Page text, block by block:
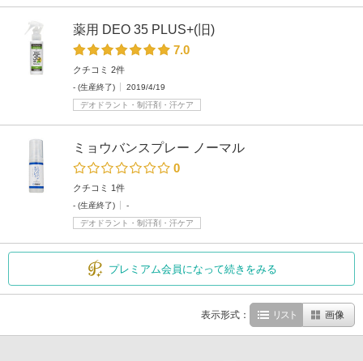
薬用 DEO 35 PLUS+(旧)
7.0
クチコミ 2件
- (生産終了)
2019/4/19
デオドラント・制汗剤・汗ケア
ミョウバンスプレー ノーマル
0
クチコミ 1件
- (生産終了)
-
デオドラント・制汗剤・汗ケア
プレミアム会員になって続きをみる
表示形式： リスト 画像